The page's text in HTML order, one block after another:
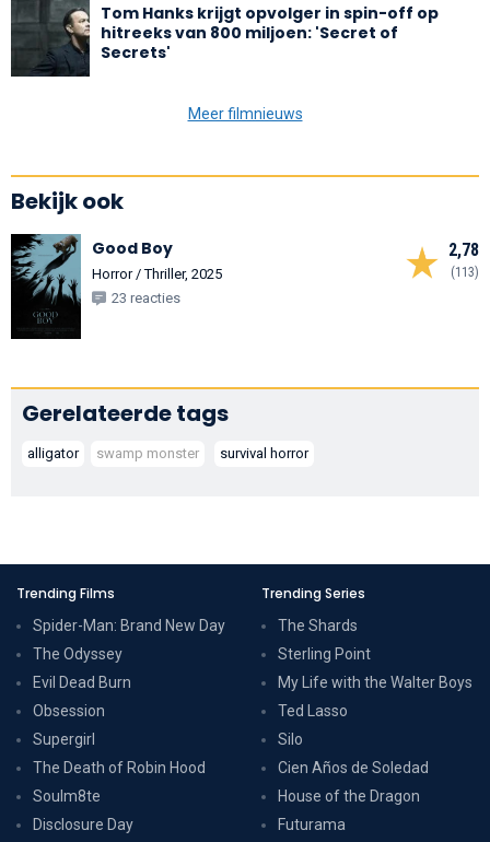
Tom Hanks krijgt opvolger in spin-off op
hitreeks van 800 miljoen: 'Secret of
Secrets'
Meer filmnieuws
Bekijk ook
2,78
(113)
Good Boy
Horror / Thriller, 2025
23 reacties
Gerelateerde tags
alligator swamp monster survival horror
Trending Films
Spider-Man: Brand New Day
The Odyssey
Evil Dead Burn
Obsession
Supergirl
The Death of Robin Hood
Soulm8te
Disclosure Day
Trending Series
The Shards
Sterling Point
My Life with the Walter Boys
Ted Lasso
Silo
Cien Años de Soledad
House of the Dragon
Futurama